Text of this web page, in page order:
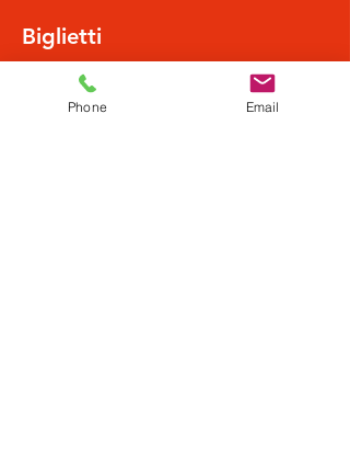
Biglietti
Vendita terminata
Phone Email